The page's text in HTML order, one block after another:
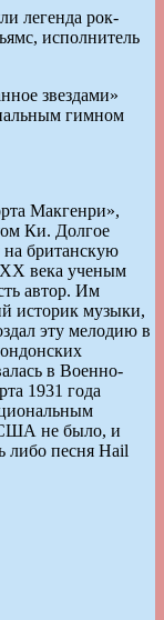
легенда рок-
исполнитель
звездами»
гимном
Макгенри»,
Ки. Долгое
на британскую
века ученым
автор. Им
историк музыки,
эту мелодию в
в Военно-
1931 года
не было, и
либо песня Hail